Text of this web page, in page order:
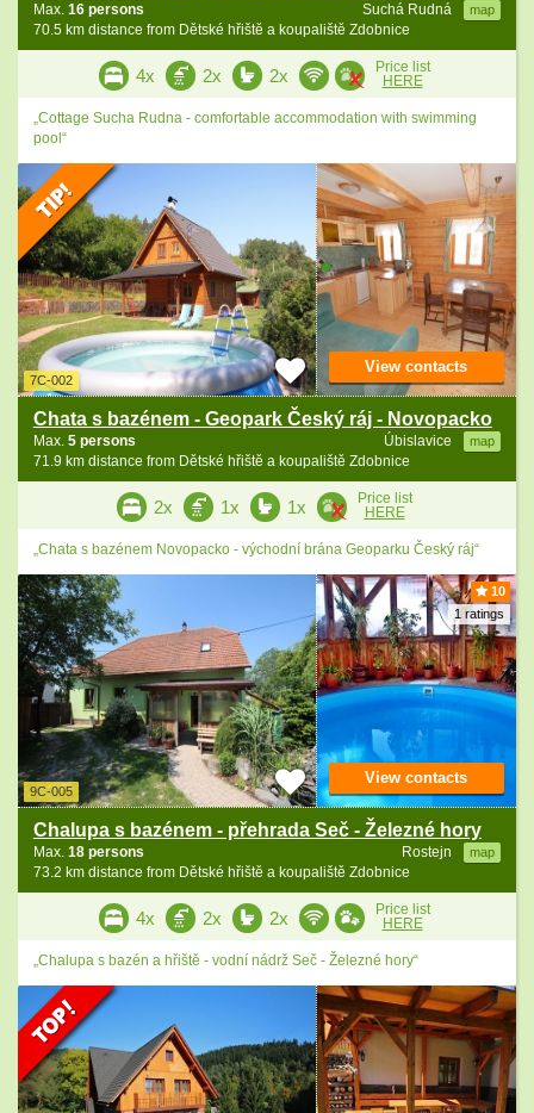
Suchá Rudná map
Max. 16 persons
70.5 km distance from Dětské hřiště a koupaliště Zdobnice
4x 2x 2x
Price list
HERE
„Cottage Sucha Rudna - comfortable accommodation with swimming
pool“
7C-002
Chata s bazénem - Geopark Český ráj - Novopacko
Úbislavice map
Max. 5 persons
71.9 km distance from Dětské hřiště a koupaliště Zdobnice
View contacts
2x 1x 1x
Price list
HERE
„Chata s bazénem Novopacko - východní brána Geoparku Český ráj“
10
1 ratings
9C-005
Chalupa s bazénem - přehrada Seč - Železné hory
Rostejn map
Max. 18 persons
73.2 km distance from Dětské hřiště a koupaliště Zdobnice
View contacts
4x 2x 2x
Price list
HERE
„Chalupa s bazén a hřiště - vodní nádrž Seč - Železné hory“